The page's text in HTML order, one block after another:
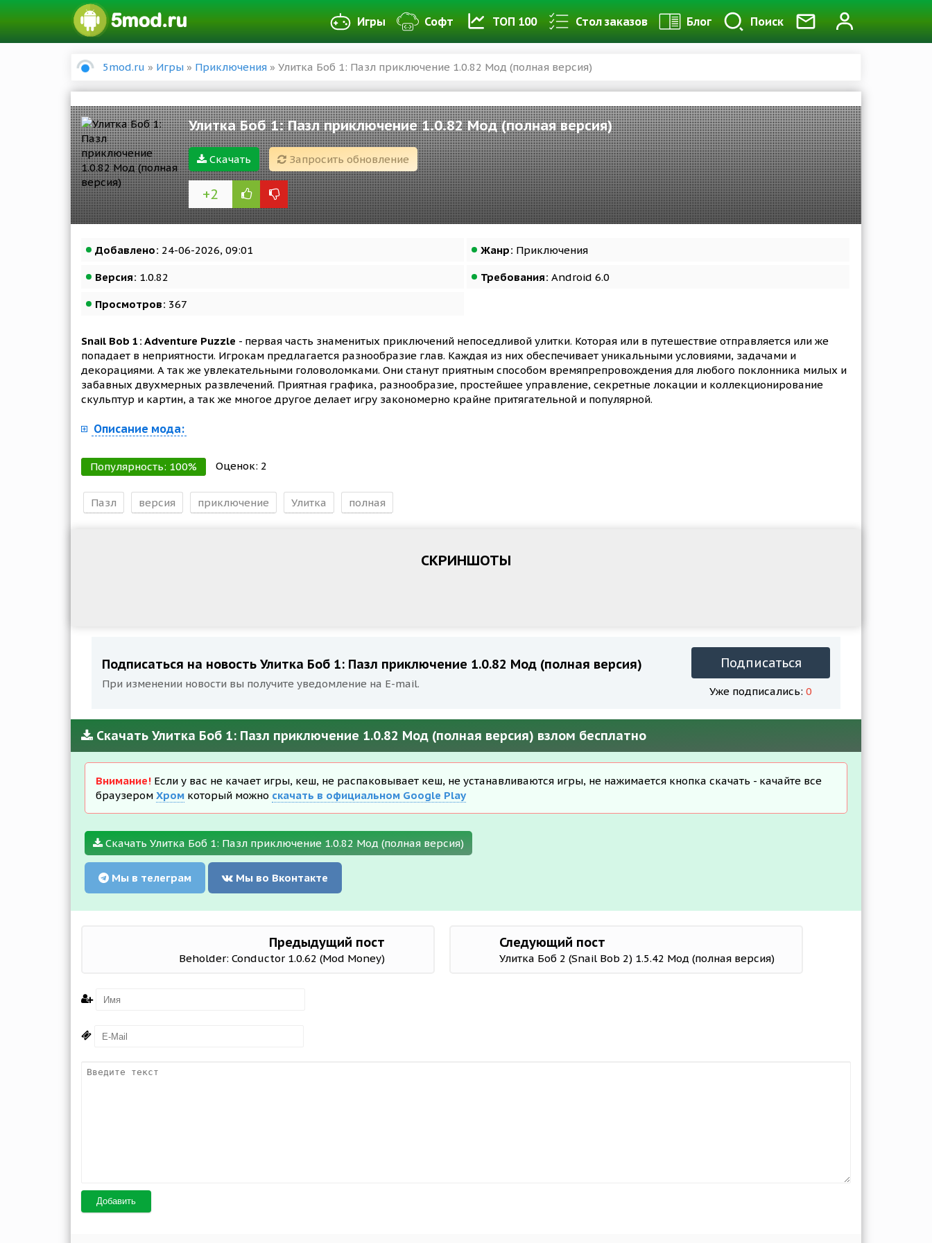
Игры Софт ТОП 100 Стол заказов Блог Поиск
5mod.ru » Игры » Приключения » Улитка Боб 1: Пазл приключение 1.0.82 Мод (полная версия)
Улитка Боб 1: Пазл приключение 1.0.82 Мод (полная версия)
Скачать Запросить обновление
+2
Добавлено: 24-06-2026, 09:01 Жанр: Приключения
Версия: 1.0.82 Требования: Android 6.0
Просмотров: 367
Snail Bob 1: Adventure Puzzle - первая часть знаменитых приключений непоседливой улитки. Которая или в путешествие отправляется или же
попадает в неприятности. Игрокам предлагается разнообразие глав. Каждая из них обеспечивает уникальными условиями, задачами и
декорациями. А так же увлекательными головоломками. Они станут приятным способом времяпрепровождения для любого поклонника милых и
забавных двухмерных развлечений. Приятная графика, разнообразие, простейшее управление, секретные локации и коллекционирование
скульптур и картин, а так же многое другое делает игру закономерно крайне притягательной и популярной.
Описание мода:
Популярность: 100% Оценок: 2
Пазл версия приключение Улитка полная
СКРИНШОТЫ
Подписаться на новость Улитка Боб 1: Пазл приключение 1.0.82 Мод (полная версия)
При изменении новости вы получите уведомление на E-mail.
Подписаться
Уже подписались: 0
Скачать Улитка Боб 1: Пазл приключение 1.0.82 Мод (полная версия) взлом бесплатно
Внимание! Если у вас не качает игры, кеш, не распаковывает кеш, не устанавливаются игры, не нажимается кнопка скачать - качайте все
браузером Хром который можно скачать в официальном Google Play
Скачать Улитка Боб 1: Пазл приключение 1.0.82 Мод (полная версия)
Мы в телеграм Мы во Вконтакте
Предыдущий пост
Beholder: Conductor 1.0.62 (Mod Money)
Следующий пост
Улитка Боб 2 (Snail Bob 2) 1.5.42 Мод (полная версия)
Добавить